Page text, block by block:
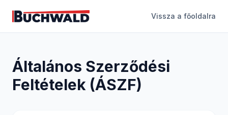
Vissza a főoldalra
Általános Szerződési
Feltételek (ÁSZF)